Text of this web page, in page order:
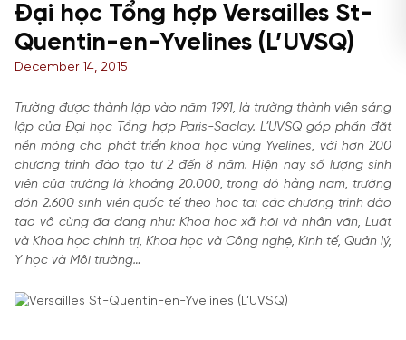
Đại học Tổng hợp Versailles St-
Quentin-en-Yvelines (L’UVSQ)
December 14, 2015
Trường được thành lập vào năm 1991, là trường thành viên sáng
lập của Đại học Tổng hợp Paris-Saclay. L’UVSQ góp phần đặt
nền móng cho phát triển khoa học vùng Yvelines, với hơn 200
chương trình đào tạo từ 2 đến 8 năm. Hiện nay số lượng sinh
viên của trường là khoảng 20.000, trong đó hằng năm, trường
đón 2.600 sinh viên quốc tế theo học tại các chương trình đào
tạo vô cùng đa dạng như: Khoa học xã hội và nhân văn, Luật
và Khoa học chính trị, Khoa học và Công nghệ, Kinh tế, Quản lý,
Y học và Môi trường…